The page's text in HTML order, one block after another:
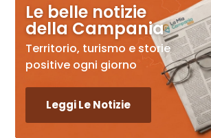
Le belle notizie
della Campania
Territorio, turismo e storie
positive ogni giorno
Leggi Le Notizie